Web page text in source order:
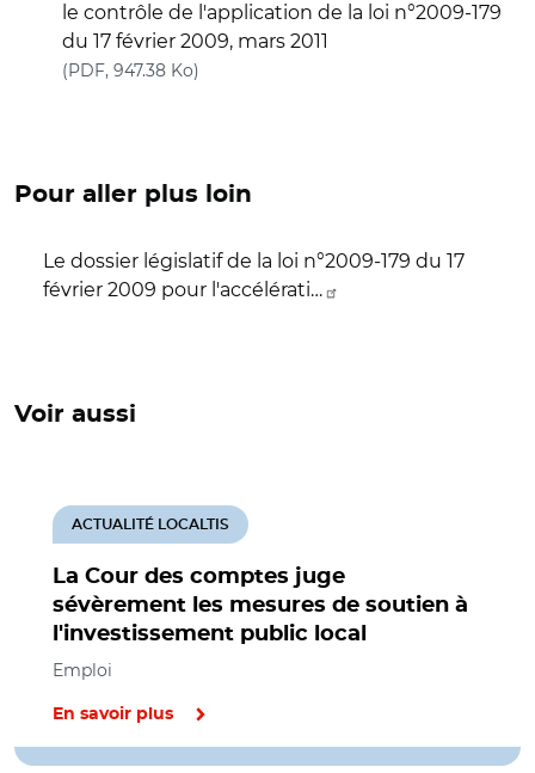
le contrôle de l'application de la loi n°2009-179
du 17 février 2009, mars 2011
(PDF, 947.38 Ko)
Pour aller plus loin
Le dossier législatif de la loi n°2009-179 du 17
février 2009 pour l'accélérati…
Voir aussi
La Cour des comptes juge
sévèrement les mesures de soutien à
l'investissement public local
ACTUALITÉ LOCALTIS
Emploi
En savoir plus